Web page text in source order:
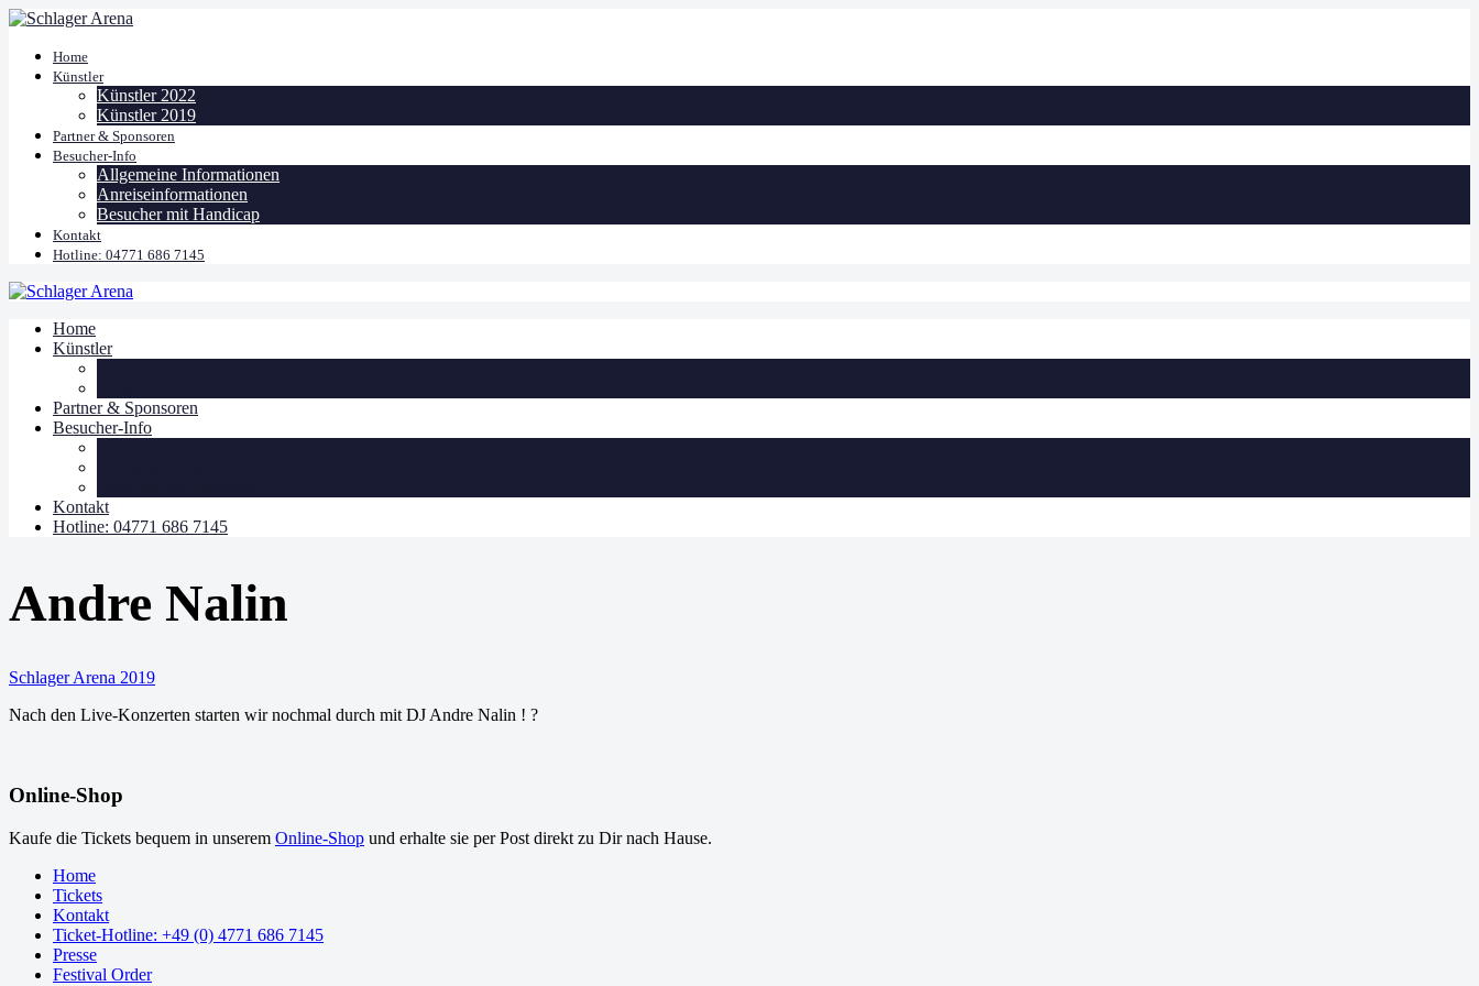
Home
Künstler
Künstler 2022
Künstler 2019
Partner & Sponsoren
Besucher-Info
Allgemeine Informationen
Anreiseinformationen
Besucher mit Handicap
Kontakt
Hotline: 04771 686 7145
Home
Künstler
Partner & Sponsoren
Besucher-Info
Kontakt
Hotline: 04771 686 7145
Andre Nalin
Schlager Arena 2019
Nach den Live-Konzerten starten wir nochmal durch mit DJ Andre Nalin ! ?
Online-Shop
Kaufe die Tickets bequem in unserem Online-Shop und erhalte sie per Post direkt zu Dir nach Hause.
Home
Tickets
Kontakt
Ticket-Hotline: +49 (0) 4771 686 7145
Presse
Festival Order